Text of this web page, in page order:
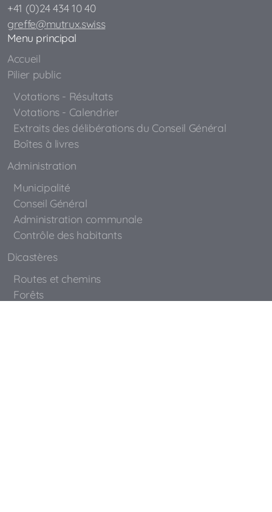
+41 (0)24 434 10 40
greffe@mutrux.swiss
Menu principal
Accueil
Pilier public
Votations - Résultats
Votations - Calendrier
Extraits des délibérations du Conseil Général
Boîtes à livres
Administration
Municipalité
Conseil Général
Administration communale
Contrôle des habitants
Dicastères
Routes et chemins
Forêts